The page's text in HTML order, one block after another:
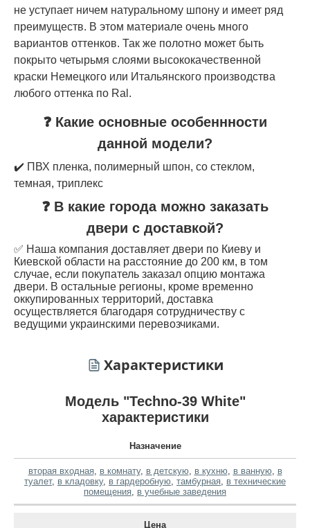
не уступает ничем натуральному шпону и имеет ряд
преимуществ. В этом материале очень много
вариантов оттенков. Так же полотно может быть
покрыто четырьмя слоями высококачественной
краски Немецкого или Итальянского производства
любого оттенка по Ral.
❓ Какие основные особеннности
данной модели?
✔️ ПВХ пленка, полимерный шпон, со стеклом,
темная, триплекс
❓ В какие города можно заказать
двери с доставкой?
✅ Наша компания доставляет двери по Киеву и
Киевской области на расстояние до 200 км, в том
случае, если покупатель заказал опцию монтажа
двери. В остальные регионы, кроме временно
оккупированных территорий, доставка
осуществляется благодаря сотрудничеству с
ведущими украинскими перевозчиками.
Характеристики
Модель "Techno-39 White"
характеристики
Назначение
вторая входная, в комнату, в детскую, в кухню, в ванную, в
туалет, в кладовку, в гардеробную, тамбурная, в технические
помещения, в учебные заведения
Цена